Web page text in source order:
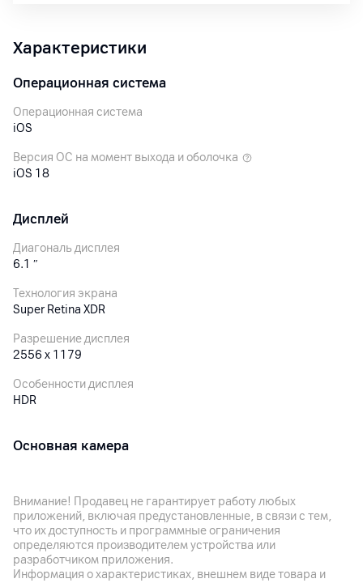
Характеристики
Операционная система
Операционная система
iOS
Версия ОС на момент выхода и оболочка
iOS 18
Дисплей
Диагональ дисплея
6.1 ″
Технология экрана
Super Retina XDR
Разрешение дисплея
2556 x 1179
Особенности дисплея
HDR
Основная камера
Разрешение видео
4K
Вспышка
Внимание! Продавец не гарантирует работу любых
приложений, включая предустановленные, в связи с тем,
что их доступность и программные ограничения
определяются производителем устройства или
разработчиком приложения.
Информация о характеристиках, внешнем виде товара и